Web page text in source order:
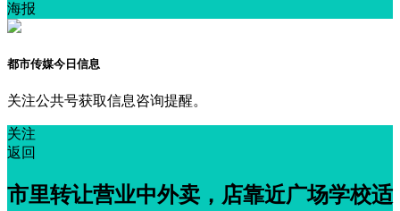
海报
都市传媒今日信息
关注公共号获取信息咨询提醒。
关注
返回
市里转让营业中外卖，店靠近广场学校适